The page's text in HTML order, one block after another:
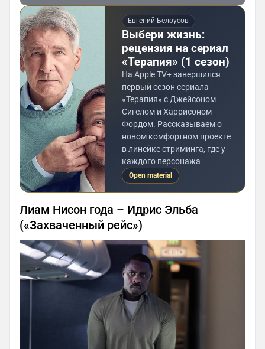
Евгений Белоусов
Выбери жизнь:
рецензия на сериал
«Терапия» (1 сезон)
На Apple TV+ завершился
первый сезон сериала
«Терапия» с Джейсоном
Сигелом и Харрисоном
Фордом. Рассказываем о
новом комфортном проекте
в линейке стриминга, где у
каждого персонажа
Open material
Лиам Нисон года – Идрис Эльба
(«Захваченный рейс»)